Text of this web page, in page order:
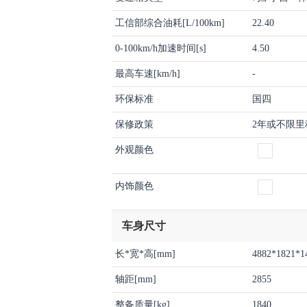
工信部综合油耗[L/100km] 22.40
0-100km/h加速时间[s] 4.50
最高车速[km/h] -
环保标准 国四
保修政策 2年或不限里
外观颜色
内饰颜色
车身尺寸
长*宽*高[mm]
轴距[mm] 2855
整备质量[kg] 1840